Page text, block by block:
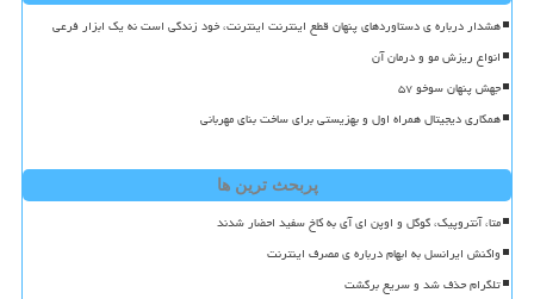
هشدار درباره ی دستاوردهای پنهان قطع اینترنت اینترنت، خود زندگی است نه یک ابزار فرعی
انواع ریزش مو و درمان آن
جهش پنهان سوخو ۵۷
همکاری دیجیتال همراه اول و بهزیستی برای ساخت بنای مهربانی
پربحث ترین ها
متا، آنتروپیک، گوگل و اوپن ای آی به کاخ سفید احضار شدند
واکنش ایرانسل به ابهام درباره ی مصرف اینترنت
تلگرام حذف شد و سریع برگشت